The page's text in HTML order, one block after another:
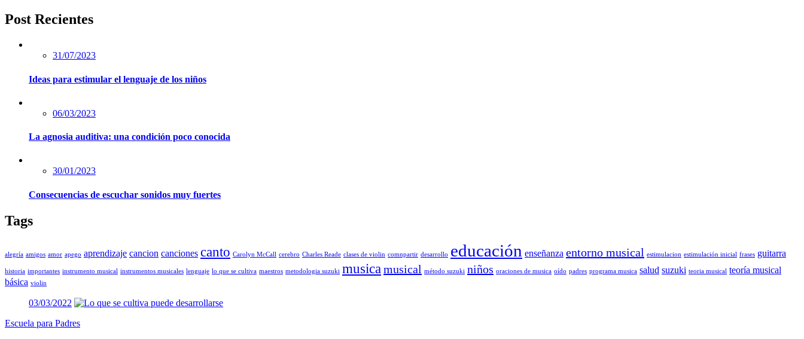
Post Recientes
31/07/2023
Ideas para estimular el lenguaje de los niños
06/03/2023
La agnosia auditiva: una condición poco conocida
30/01/2023
Consecuencias de escuchar sonidos muy fuertes
Tags
alegría amigos amor apego aprendizaje cancion canciones canto Carolyn McCall cerebro Charles Reade clases de violin comnpartir desarrollo educación enseñanza entorno musical estimulacion estimulación inicial frases guitarra
historia importantes instrumento musical instrumentos musicales lenguaje lo que se cultiva maestros metodologia suzuki musica musical método suzuki niños oraciones de musica oído padres programa musica salud suzuki teoria musical teoría musical
básica violin
03/03/2022
Escuela para Padres